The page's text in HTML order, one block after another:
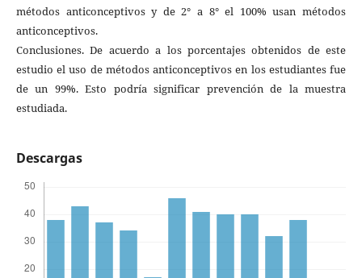
métodos anticonceptivos y de 2° a 8° el 100% usan métodos
anticonceptivos.
Conclusiones. De acuerdo a los porcentajes obtenidos de este
estudio el uso de métodos anticonceptivos en los estudiantes fue
de un 99%. Esto podría significar prevención de la muestra
estudiada.
Descargas